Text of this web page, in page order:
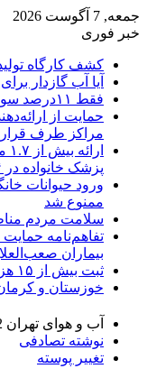
جمعه, 7 آگوست 2026
خبر فوری
کشف کارگاه
آیا آب گازدار
فقط ۱۱‌درصد سود صنعت دارو تبدیل به نقدینگی شده است
حمایت از
مراکز طرف
پزشک خانواده در ۶۴ شهرستان
ورود حیوانات
ممنوع شد
سلامت مردم
تفاهم‌نامه
بیماران
ثبت بیش از ۱۵ هزار مبتلا به هموفیلی در کشور
خوزستان و کرمان
آب و هوای تهران
نوشته تصادفی
تغییر پوسته